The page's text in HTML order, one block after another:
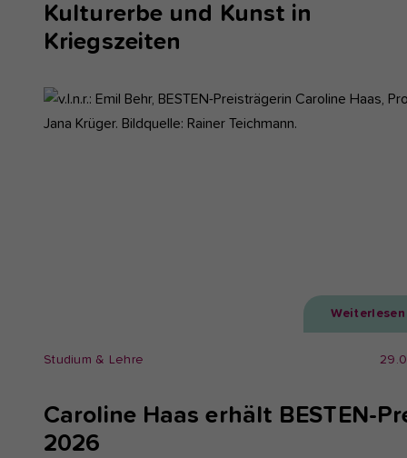
Kulturerbe und Kunst in
Kriegszeiten
Weiterlesen
Studium & Lehre
Caroline Haas erhält BESTEN-
2026